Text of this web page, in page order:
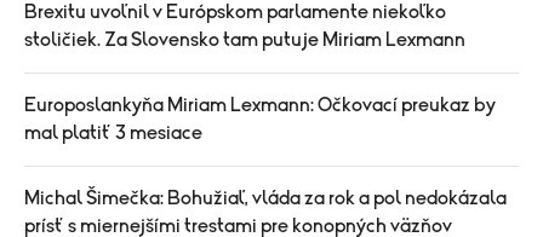
Brexitu uvoľnil v Európskom parlamente niekoľko
stoličiek. Za Slovensko tam putuje Miriam Lexmann
Europoslankyňa Miriam Lexmann: Očkovací preukaz by
mal platiť 3 mesiace
Michal Šimečka: Bohužiaľ, vláda za rok a pol nedokázala
prísť s miernejšími trestami pre konopných väzňov